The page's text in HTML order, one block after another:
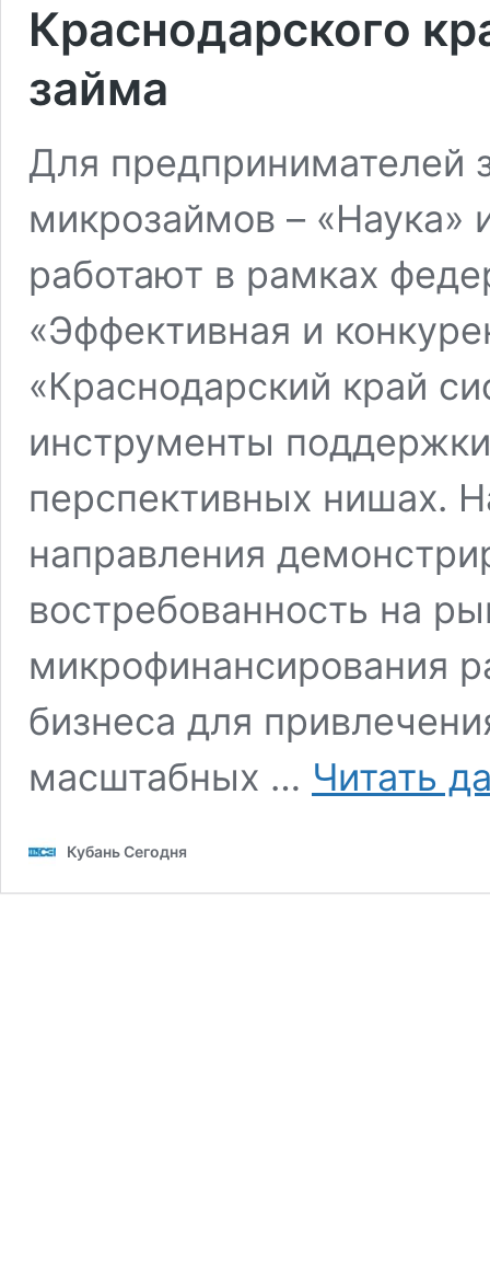
Краснодарского
займа
Для предпринимателей
микрозаймов – «Наука»
работают в рамках
«Эффективная и
«Краснодарский край
инструменты
перспективных нишах.
направления
востребованность на
микрофинансирования
бизнеса для
масштабных … Читать
Кубань Сегодня